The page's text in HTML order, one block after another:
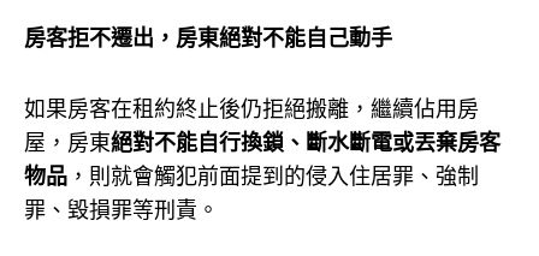
房客拒不遷出，房東絕對不能自己動手
如果房客在租約終止後仍拒絕搬離，繼續佔用房
屋，房東絕對不能自行換鎖、斷水斷電或丟棄房客
物品 ，則就會觸犯前面提到的侵入住居罪、強制
罪、毀損罪等刑責。